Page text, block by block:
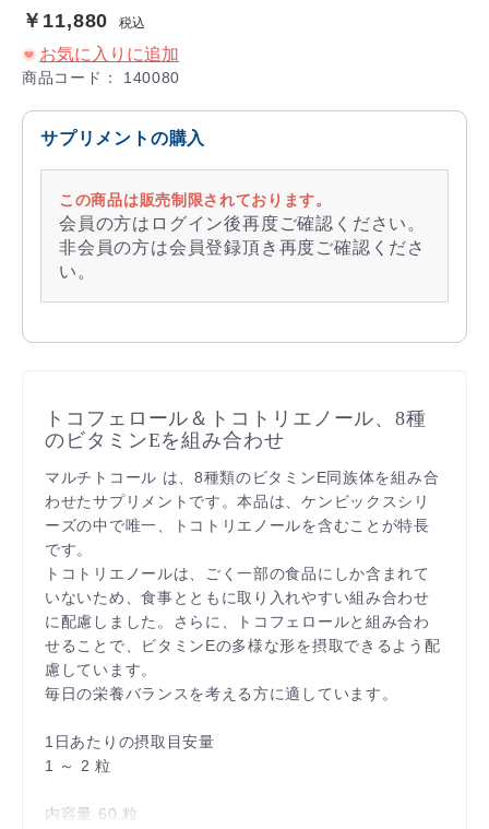
￥11,880 税込
お気に入りに追加
商品コード： 140080
サプリメントの購入
この商品は販売制限されております。
会員の方はログイン後再度ご確認ください。
非会員の方は会員登録頂き再度ご確認くださ
い。
トコフェロール＆トコトリエノール、8種
のビタミンEを組み合わせ
マルチトコール は、8種類のビタミンE同族体を組み合
わせたサプリメントです。本品は、ケンビックスシリ
ーズの中で唯一、トコトリエノールを含むことが特長
です。
トコトリエノールは、ごく一部の食品にしか含まれて
いないため、食事とともに取り入れやすい組み合わせ
に配慮しました。さらに、トコフェロールと組み合わ
せることで、ビタミンEの多様な形を摂取できるよう配
慮しています。
毎日の栄養バランスを考える方に適しています。
1日あたりの摂取目安量
1 ～ 2 粒
内容量 60 粒